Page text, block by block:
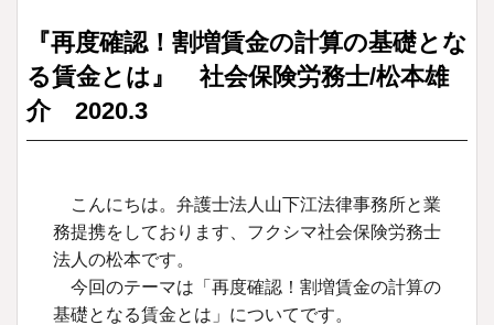
『再度確認！割増賃金の計算の基礎とな
る賃金とは』 社会保険労務士/松本雄
介 2020.3
こんにちは。弁護士法人山下江法律事務所と業
務提携をしております、フクシマ社会保険労務士
法人の松本です。
今回のテーマは「再度確認！割増賃金の計算の
基礎となる賃金とは」についてです。